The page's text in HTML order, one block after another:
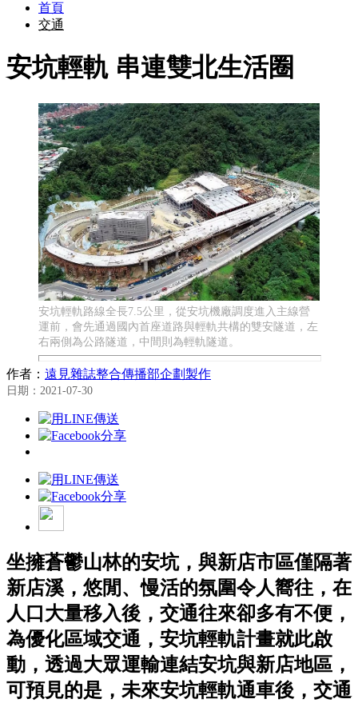
首頁
交通
安坑輕軌 串連雙北生活圈
安坑輕軌路線全長7.5公里，從安坑機廠調度進入主線營
運前，會先通過國內首座道路與輕軌共構的雙安隧道，左
右兩側為公路隧道，中間則為輕軌隧道。
作者： 遠見雜誌整合傳播部企劃製作
日期：2021-07-30
坐擁蒼鬱山林的安坑，與新店市區僅隔著
新店溪，悠閒、慢活的氛圍令人嚮往，在
人口大量移入後，交通往來卻多有不便，
為優化區域交通，安坑輕軌計畫就此啟
動，透過大眾運輸連結安坑與新店地區，
可預見的是，未來安坑輕軌通車後，交通